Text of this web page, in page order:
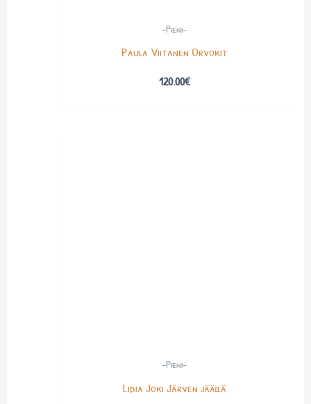
-Pieni-
Paula Viitanen Orvokit
120.00€
-Pieni-
Lidia Joki Järven jäällä